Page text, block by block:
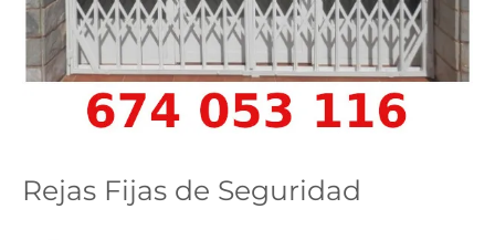
Rejas Fijas de Seguridad